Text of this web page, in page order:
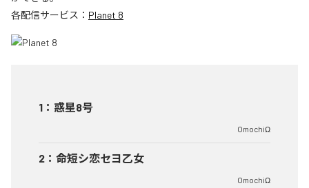
各配信サービス： Planet 8
1 ： 惑星8号
OmochiΩ
2 ： 命短シ恋セヨ乙女
OmochiΩ